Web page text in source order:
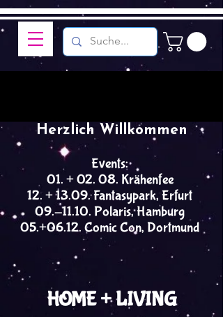
Events:
01. + 02. 08. Krähenfee
12. + 13.09. Fantasypark, Erfurt
09.-11.10. Polaris, Hamburg
05.+06.12. Comic Con, Dortmund
Herzlich Willkommen
HOME + LIVING